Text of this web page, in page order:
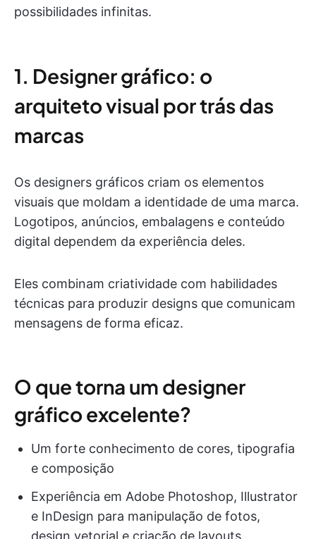
possibilidades infinitas.
1. Designer gráfico: o
arquiteto visual por trás das
marcas
Os designers gráficos criam os elementos
visuais que moldam a identidade de uma marca.
Logotipos, anúncios, embalagens e conteúdo
digital dependem da experiência deles.
Eles combinam criatividade com habilidades
técnicas para produzir designs que comunicam
mensagens de forma eficaz.
O que torna um designer
gráfico excelente?
Um forte conhecimento de cores, tipografia
e composição
Experiência em Adobe Photoshop, Illustrator
e InDesign para manipulação de fotos,
design vetorial e criação de layouts.